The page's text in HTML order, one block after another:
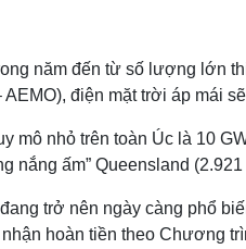
năm đến từ số lượng
điện mặt trời áp mái
mô nhỏ trên toàn Úc là 10
ấm” Queensland
trở nên ngày càng phổ
hoàn tiền theo Chương